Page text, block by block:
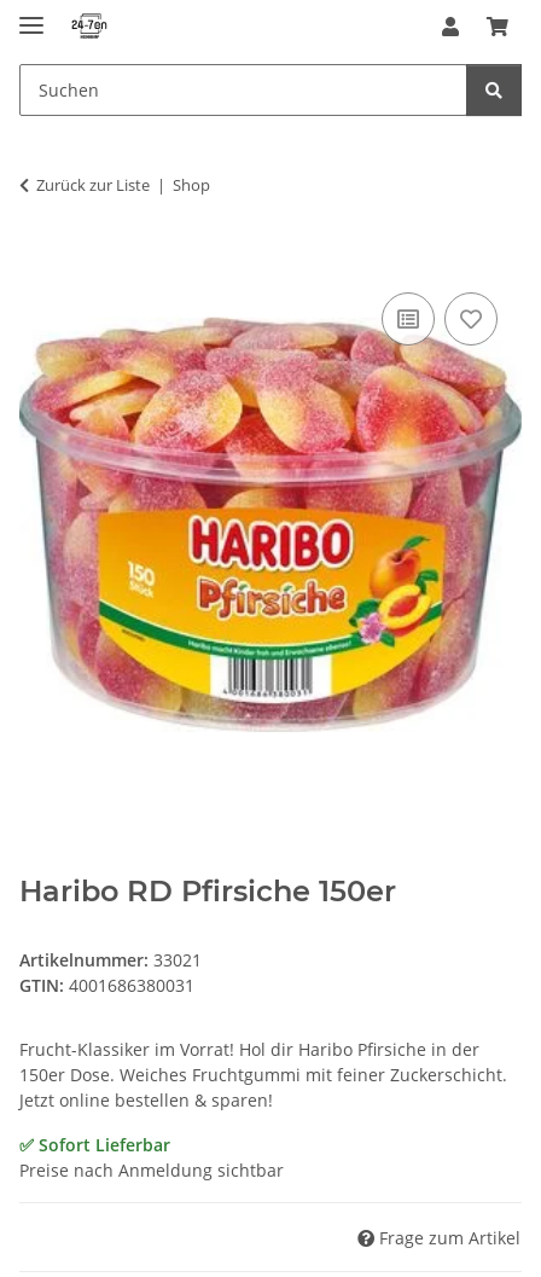
Zurück zur Liste Shop
Haribo RD Pfirsiche 150er
Artikelnummer: 33021
GTIN: 4001686380031
Frucht-Klassiker im Vorrat! Hol dir Haribo Pfirsiche in der
150er Dose. Weiches Fruchtgummi mit feiner Zuckerschicht.
Jetzt online bestellen & sparen!
✅ Sofort Lieferbar
Preise nach Anmeldung sichtbar
Frage zum Artikel